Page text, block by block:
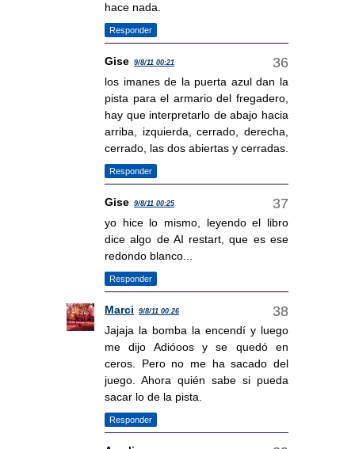
hace nada.
Responder
Gise 9/8/11 00:21
los imanes de la puerta azul dan la
pista para el armario del fregadero,
hay que interpretarlo de abajo hacia
arriba, izquierda, cerrado, derecha,
cerrado, las dos abiertas y cerradas.
Responder
Gise 9/8/11 00:25
yo hice lo mismo, leyendo el libro
dice algo de AI restart, que es ese
redondo blanco...
Responder
Marci 9/8/11 00:26
Jajaja la bomba la encendí y luego
me dijo Adióoos y se quedó en
ceros. Pero no me ha sacado del
juego. Ahora quién sabe si pueda
sacar lo de la pista.
Responder